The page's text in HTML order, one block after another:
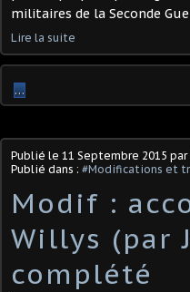
militaires de la Seconde
Lire la suite
…
Publié le 11 Septembre 2015 par
Publié dans : #Modifications et
Modif :
Willys (par
complété